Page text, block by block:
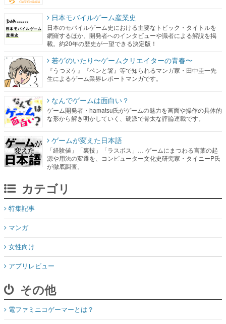
日本モバイルゲーム産業史
日本のモバイルゲーム史における主要なトピック・タイトルを
網羅するほか、開発者へのインタビューや識者による解説を掲
載。約20年の歴史が一望できる決定版！
若ゲのいたり〜ゲームクリエイターの青春〜
『うつヌケ』『ペンと箸』等で知られるマンガ家・田中圭一先
生によるゲーム業界レポートマンガです。
なんでゲームは面白い？
ゲーム開発者・hamatsu氏がゲームの魅力を画面や操作の具体的
な形から解き明かしていく、硬派で骨太な評論連載です。
ゲームが変えた日本語
「経験値」「裏技」「ラスボス」… ゲームにまつわる言葉の起
源や用法の変遷を、コンピューター文化史研究家・タイニーP氏
が徹底調査。
カテゴリ
特集記事
マンガ
女性向け
アプリレビュー
その他
電ファミニコゲーマーとは？